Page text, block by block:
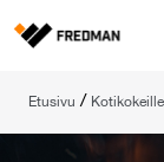
Verkkokauppa
Etusivu / Kotikokeille